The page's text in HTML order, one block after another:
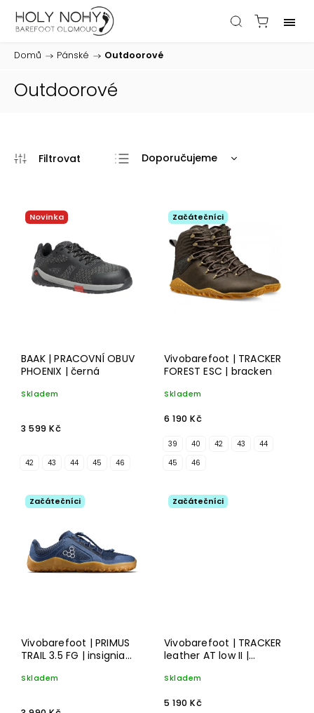
Domů / Pánské / Outdoorové
Outdoorové
Doporučujeme
Nejprodávanější
Abecedně
Novinka
BAAK | PRACOVNÍ OBUV
PHOENIX | černá
Skladem
3 599 Kč
42 43 44 45 46
Začátečníci
Vivobarefoot | TRACKER
FOREST ESC | bracken
Skladem
6 190 Kč
39 40 42 43 44
45 46
Začátečníci
Vivobarefoot | PRIMUS
TRAIL 3.5 FG | insignia
Skladem
Začátečníci
Vivobarefoot | TRACKER
leather AT low II |
Skladem
5 190 Kč